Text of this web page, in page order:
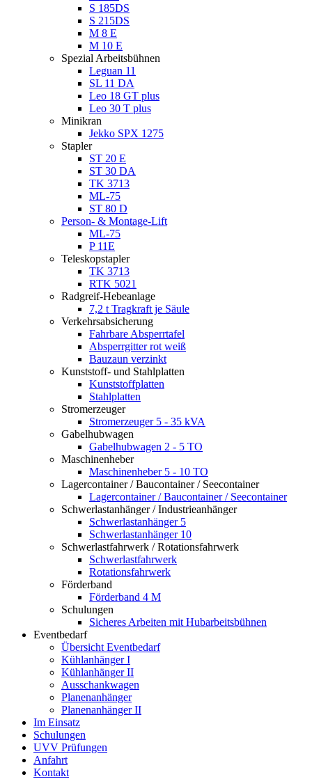
S 185DS
S 215DS
M 8 E
M 10 E
Spezial Arbeitsbühnen
Leguan 11
SL 11 DA
Leo 18 GT plus
Leo 30 T plus
Minikran
Jekko SPX 1275
Stapler
ST 20 E
ST 30 DA
TK 3713
ML-75
ST 80 D
Person- & Montage-Lift
ML-75
P 11E
Teleskopstapler
TK 3713
RTK 5021
Radgreif-Hebeanlage
7,2 t Tragkraft je Säule
Verkehrsabsicherung
Fahrbare Absperrtafel
Absperrgitter rot weiß
Bauzaun verzinkt
Kunststoff- und Stahlplatten
Kunststoffplatten
Stahlplatten
Stromerzeuger
Stromerzeuger 5 - 35 kVA
Gabelhubwagen
Gabelhubwagen 2 - 5 TO
Maschinenheber
Maschinenheber 5 - 10 TO
Lagercontainer / Baucontainer / Seecontainer
Lagercontainer / Baucontainer / Seecontainer
Schwerlastanhänger / Industrieanhänger
Schwerlastanhänger 5
Schwerlastanhänger 10
Schwerlastfahrwerk / Rotationsfahrwerk
Schwerlastfahrwerk
Rotationsfahrwerk
Förderband
Förderband 4 M
Schulungen
Sicheres Arbeiten mit Hubarbeitsbühnen
Eventbedarf
Übersicht Eventbedarf
Kühlanhänger I
Kühlanhänger II
Ausschankwagen
Planenanhänger
Planenanhänger II
Im Einsatz
Schulungen
UVV Prüfungen
Anfahrt
Kontakt